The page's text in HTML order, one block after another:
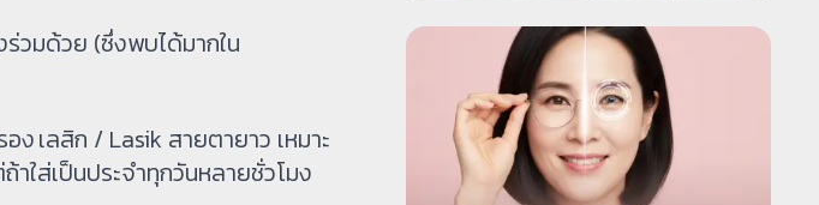
วมด้วย (ซึ่งพบได้มากใน
เลสิก / Lasik สายตายาว เหมาะ
าใส่เป็นประจำทุกวันหลายชั่วโมง